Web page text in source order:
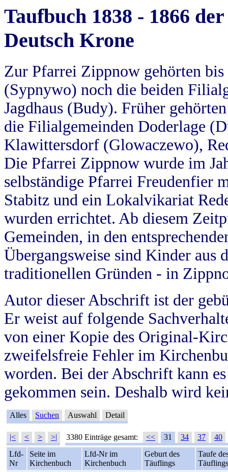
Taufbuch 1838 - 1866
Deutsch Krone
Zur Pfarrei Zippnow gehörten
(Sypnywo) noch die beiden
Jagdhaus (Budy). Früher
die Filialgemeinden Doderlage
Klawittersdorf (Glowaczewo),
Die Pfarrei Zippnow wurde im
selbständige Pfarrei Freudenfier
Stabitz und ein Lokalvikariat
wurden errichtet. Ab diesem
Gemeinden, in den
Übergangsweise sind Kinder aus
traditionellen Gründen - in
Autor dieser Abschrift ist der
Er weist auf folgende
von einer Kopie des Original-
zweifelsfreie Fehler im
worden. Bei der Abschrift kann
gekommen sein. Deshalb wird
Alles Suchen Auswahl Detail
|< < > >| 3380 Einträge gesamt: << 31 34 37
40
Lfd-
Nr
Seite im
Kirchenbuch
Lfd-Nr im
Kirchenbuch
Geburt des
Täuflings
Taufe
Täuflings